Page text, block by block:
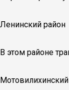
Ленинский район
В этом районе